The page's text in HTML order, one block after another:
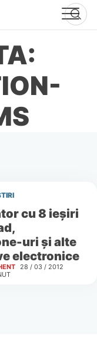
cu 8 ieşiri
uri şi alte
electronice
28 / 03 / 2012